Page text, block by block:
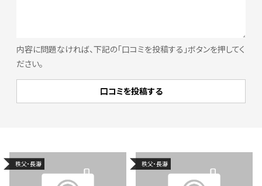
内容に問題なければ、下記の「口コミを投稿する」ボタンを押してく
ださい。
秩父・長瀞 秩父・長瀞